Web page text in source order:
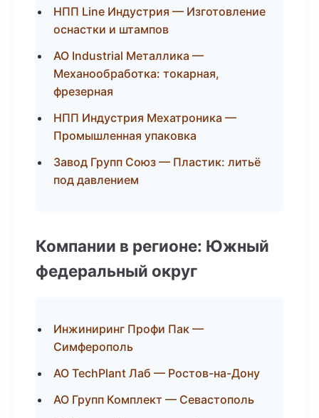
НПП Line Индустрия — Изготовление
оснастки и штампов
АО Industrial Металлика —
Механообработка: токарная,
фрезерная
НПП Индустрия Мехатроника —
Промышленная упаковка
Завод Групп Союз — Пластик: литьё
под давлением
Компании в регионе: Южный
федеральный округ
Инжиниринг Профи Пак —
Симферополь
АО TechPlant Лаб — Ростов-на-Дону
АО Групп Комплект — Севастополь